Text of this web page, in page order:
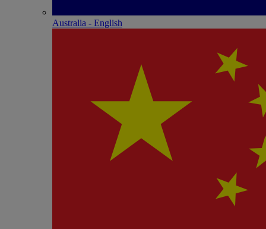
Australia - English